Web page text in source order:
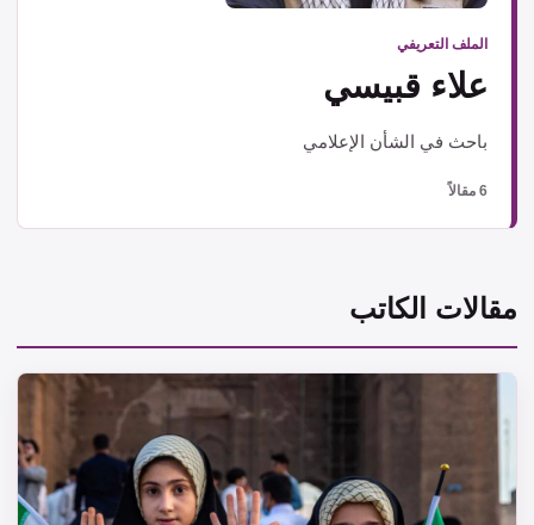
الملف التعريفي
علاء قبيسي
باحث في الشأن الإعلامي
6 مقالاً
مقالات الكاتب